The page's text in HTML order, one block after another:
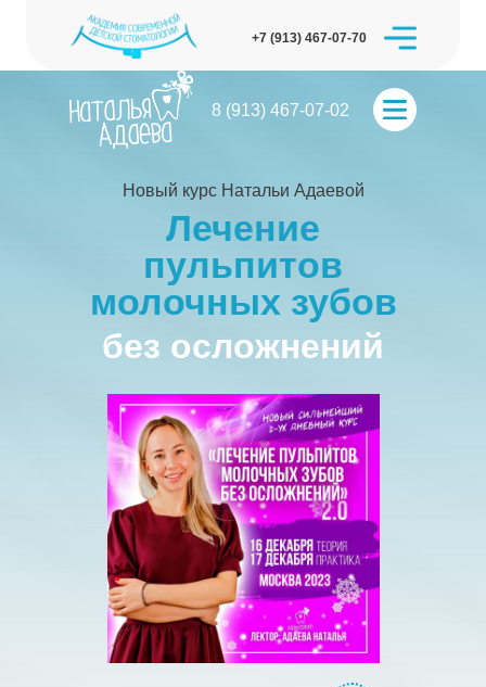
+7 (913) 467-07-70
Новый курс Натальи Адаевой
без осложнений
Лечение
пульпитов
молочных зубов
8 (913) 467-07-02